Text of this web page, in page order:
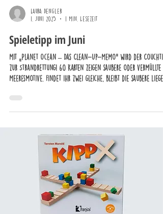
Laura Dengler
1. Juni 2025
1 Min. Lesezeit
Spieletipp im Juni
Mit „Planet Ocean – Das Clean-Up-Memo“ wird der
zur Strandrettung! 60 Karten zeigen saubere oder vermüllte
Meeresmotive. Findet ihr zwei gleiche, bleibt die saubere liegen
ihr dürft weiterspielen. So wird spielerisch Müll gesammelt
Umweltbewusstsein gefördert. Für Kinder ab 5, gedruckt auf